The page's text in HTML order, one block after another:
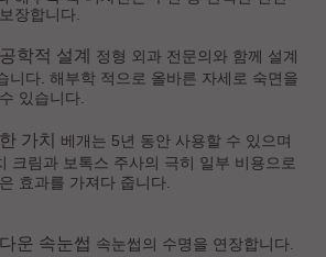
장합니다.
학적 설계
정형 외과 전문의와 함께 설계
니다. 해부학 적으로 올바른 자세로 숙면을
있습니다.
가치
베개는 5년 동안 사용할 수 있으며
크림과 보톡스 주사의 극히 일부 비용으로
효과를 가져다 줍니다.
운 속눈썹 속눈썹의 수명을 연장합니다.